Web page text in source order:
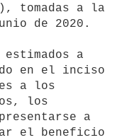
tomadas a la
de 2020.
en el inciso
a los
los
a
el beneficio